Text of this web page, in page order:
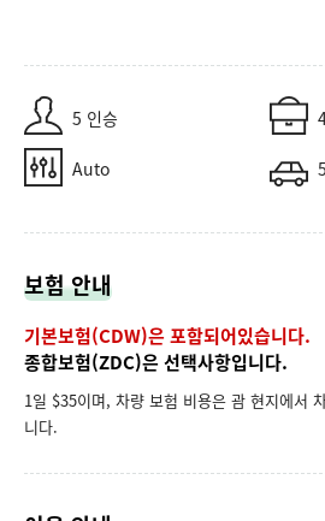
5 인승
Auto
보험 안내
기본보험(CDW)은 포함되어있습니다.
종합보험(ZDC)은 선택사항입니다.
1일 $35이며, 차량 보험 비용은 괌 현지에서
니다.